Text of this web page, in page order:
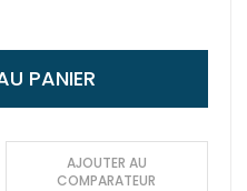
PANIER
AJOUTER AU
COMPARATEUR